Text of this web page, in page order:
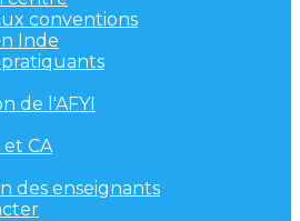
conventions
Inde
de l'AFYI
CA
des enseignants